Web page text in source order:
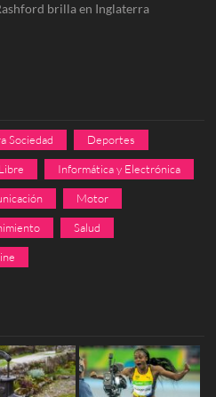
brilla en Inglaterra
Sociedad Deportes
Informática y Electrónica
Motor
Salud